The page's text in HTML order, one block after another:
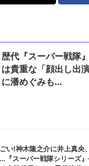
歴代『スーパー戦隊
は貴重な「顔出し出
に潘めぐみも...
い!神木隆之介に井上真央
『スーパー戦隊シリーズ